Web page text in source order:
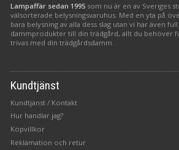
Lampaffär sedan 1995 som nu är en av Sveriges
välsorterade belysningsvaruhus. Med en yta på
bara belysning av alla dess slag utan vi har även
dammprodukter till din trädgård, allt du behöver
trivas med din trädgårdsdamm.
Kundtjänst
Kundtjänst / Kontakt
Hur handlar jag?
Köpvillkor
Reklamation och retur